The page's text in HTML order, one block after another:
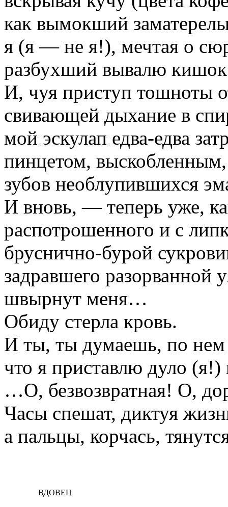
как вымокший
я (я — не я!), мечтая о
разбухший вывалю кишок
И, чуя приступ тошноты
свивающей дыхание в
мой эскулап едва-едва
пинцетом, выскобленным,
зубов необлупившихся
И вновь, — теперь уже,
распотрошенного и с
бруснично-бурой
задравшего разорванной
швырнут меня…
Обиду стерла кровь.
И ты, ты думаешь, по нем
что я приставлю дуло (я!)
…О, безвозвратная! О,
Часы спешат, диктуя
а пальцы, корчась,
ВДОВЕЦ